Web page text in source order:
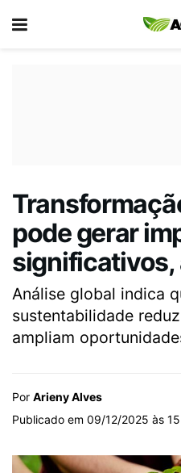
pode gerar
significativos,
Análise global indica
sustentabilidade
ampliam
Por Arieny Alves
Publicado em 09/12/2025 às